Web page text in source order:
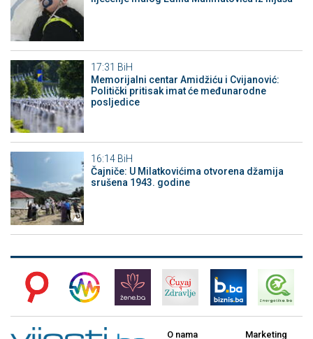
17:31 BiH
Memorijalni centar Amidžiću i Cvijanović:
Politički pritisak imat će međunarodne
posljedice
16:14 BiH
Čajniče: U Milatkovićima otvorena džamija
srušena 1943. godine
O nama Marketing